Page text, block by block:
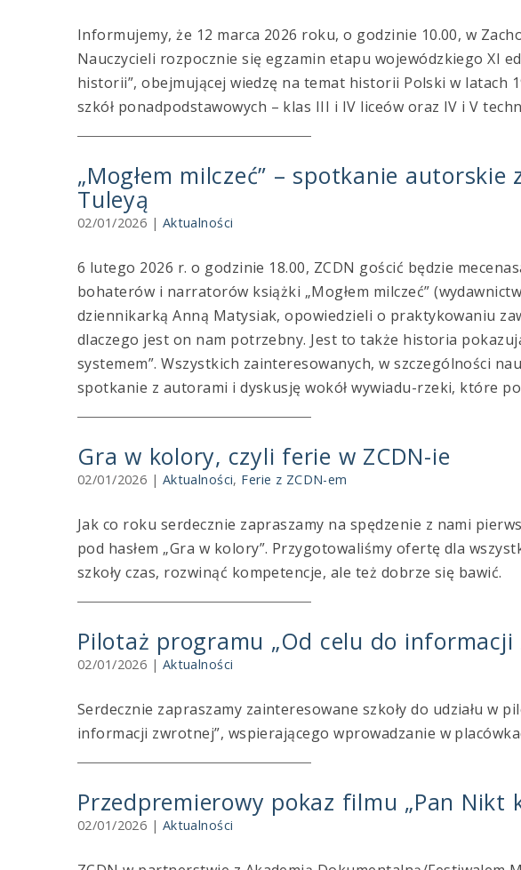
Informujemy, że 12 marca 2026 roku, o godzinie 10.00, w
Nauczycieli rozpocznie się egzamin etapu wojewódzkiego XI
historii”, obejmującej wiedzę na temat historii Polski w latach
szkół ponadpodstawowych – klas III i IV liceów oraz IV i V
„Mogłem milczeć” – spotkanie autorskie
Tuleyą
02/01/2026 | Aktualności
6 lutego 2026 r. o godzinie 18.00, ZCDN gościć będzie
bohaterów i narratorów książki „Mogłem milczeć”
dziennikarką Anną Matysiak, opowiedzieli o praktykowaniu
dlaczego jest on nam potrzebny. Jest to także historia
systemem”. Wszystkich zainteresowanych, w szczególności
spotkanie z autorami i dyskusję wokół wywiadu-rzeki, które
Gra w kolory, czyli ferie w ZCDN-ie
02/01/2026 | Aktualności, Ferie z ZCDN-em
Jak co roku serdecznie zapraszamy na spędzenie z nami
pod hasłem „Gra w kolory”. Przygotowaliśmy ofertę dla
szkoły czas, rozwinąć kompetencje, ale też dobrze się bawić.
Pilotaż programu „Od celu do informacji
02/01/2026 | Aktualności
Serdecznie zapraszamy zainteresowane szkoły do udziału w
informacji zwrotnej”, wspierającego wprowadzanie w
Przedpremierowy pokaz filmu „Pan Nikt
02/01/2026 | Aktualności